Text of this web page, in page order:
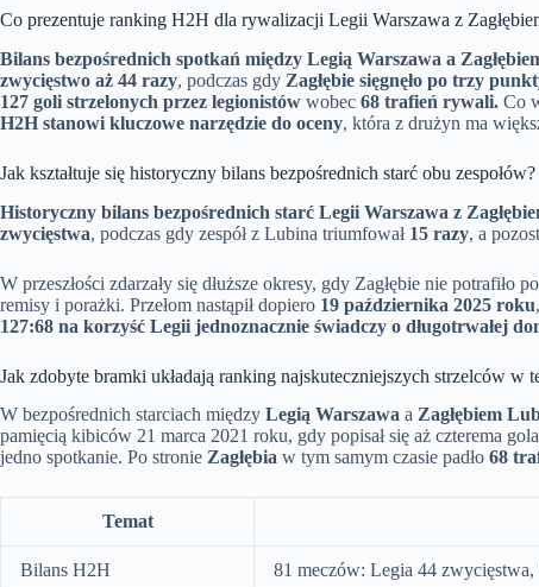
Co prezentuje ranking H2H dla rywalizacji Legii Warszawa z
Bilans bezpośrednich spotkań między Legią Warszawa a
zwycięstwo aż 44 razy, podczas gdy Zagłębie sięgnęło po trzy
127 goli strzelonych przez legionistów wobec 68 trafień rywali. Co
H2H stanowi kluczowe narzędzie do oceny, która z drużyn ma
Jak kształtuje się historyczny bilans bezpośrednich starć obu zespołów?
Historyczny bilans bezpośrednich starć Legii Warszawa z
zwycięstwa, podczas gdy zespół z Lubina triumfował 15 razy, a
W przeszłości zdarzały się dłuższe okresy, gdy Zagłębie nie potrafiło
remisy i porażki. Przełom nastąpił dopiero 19 października 2025 roku
127:68 na korzyść Legii jednoznacznie świadczy o długotrwałej
Jak zdobyte bramki układają ranking najskuteczniejszych strzelców w
W bezpośrednich starciach między Legią Warszawa a Zagłębiem
pamięcią kibiców 21 marca 2021 roku, gdy popisał się aż czterema
jedno spotkanie. Po stronie Zagłębia w tym samym czasie padło 68
Temat
Bilans H2H 81 meczów: Legia 44 zwycięstwa,